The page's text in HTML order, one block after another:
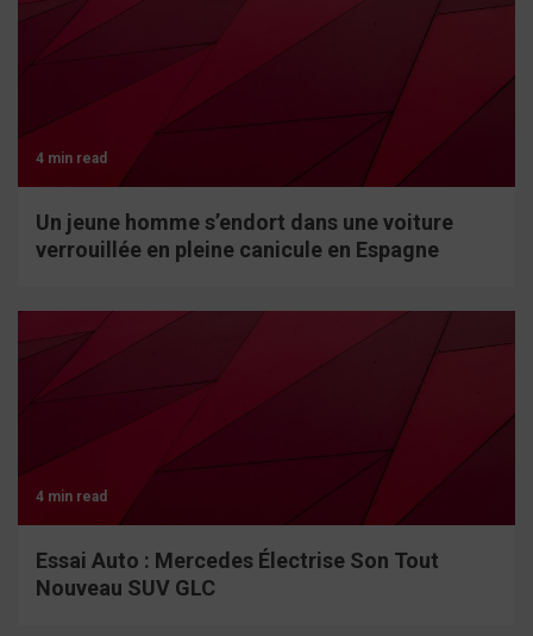
4 min read
Un jeune homme s’endort dans une voiture
verrouillée en pleine canicule en Espagne
4 min read
Essai Auto : Mercedes Électrise Son Tout
Nouveau SUV GLC